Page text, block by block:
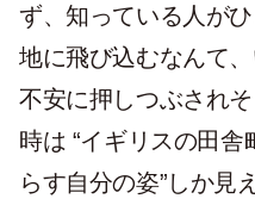
ず、知っている人が
地に飛び込むなんて
不安に押しつぶされ
時は “イギリスの田
らす自分の姿”しか見